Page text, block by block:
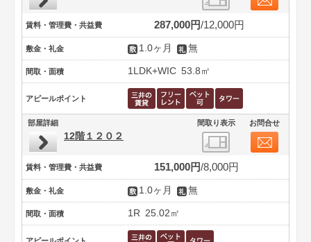
賃料・管理費・共益費 287,000円 12,000円
敷金・礼金 1.0ヶ月 無
間取・面積 1LDK+WIC 53.8㎡
アピールポイント
部屋詳細 間取り表示 お問合せ
12階１２０２
賃料・管理費・共益費 151,000円 8,000円
敷金・礼金 1.0ヶ月 無
間取・面積 1R 25.02㎡